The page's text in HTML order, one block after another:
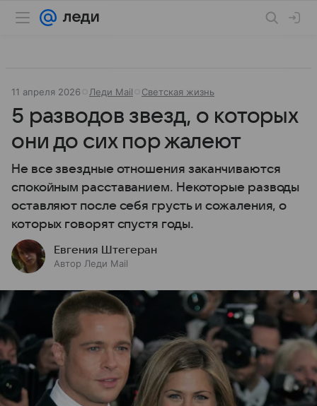
11 апреля 2026 Леди Mail Светская жизнь
5 разводов звезд, о которых
они до сих пор жалеют
Не все звездные отношения заканчиваются
спокойным расставанием. Некоторые разводы
оставляют после себя грусть и сожаления, о
которых говорят спустя годы.
Евгения Штегеран
Автор Леди Mail